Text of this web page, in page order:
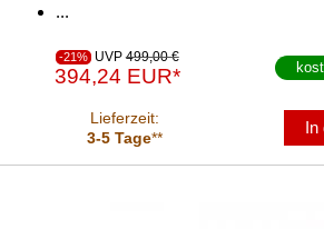
...
-21% UVP 499,00 €
394,24 EUR*
Lieferzeit:
3-5 Tage**
In